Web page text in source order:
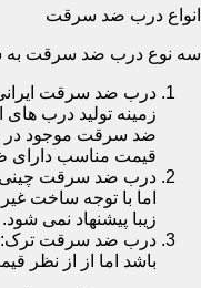
انواع درب ضد سرقت
سه نوع درب ضد سرقت به
درب ضد سرقت
زمینه تولید درب
ضد سرقت موجود در
قیمت مناسب دارای
درب ضد سرقت
اما با توجه ساخت
زیبا پیشنهاد نمی شود.
درب ضد سرقت
باشد اما از از نظر